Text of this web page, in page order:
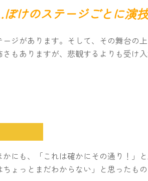
けのステージごとに演
ジがあります。そして、その舞台の
もありますが、悲観するよりも受け
にも、「これは確かにその通り！」
ょっとまだわからない」と思ったも